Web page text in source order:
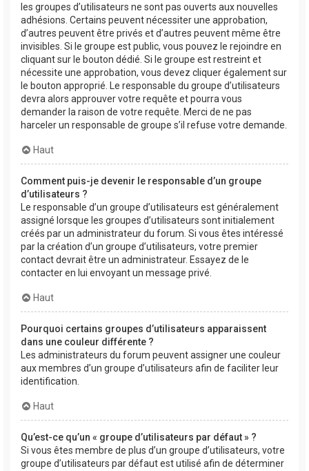
les groupes d’utilisateurs ne sont pas ouverts aux nouvelles
adhésions. Certains peuvent nécessiter une approbation,
d’autres peuvent être privés et d’autres peuvent même être
invisibles. Si le groupe est public, vous pouvez le rejoindre en
cliquant sur le bouton dédié. Si le groupe est restreint et
nécessite une approbation, vous devez cliquer également sur
le bouton approprié. Le responsable du groupe d’utilisateurs
devra alors approuver votre requête et pourra vous
demander la raison de votre requête. Merci de ne pas
harceler un responsable de groupe s’il refuse votre demande.
Haut
Comment puis-je devenir le responsable d’un groupe
d’utilisateurs ?
Le responsable d’un groupe d’utilisateurs est généralement
assigné lorsque les groupes d’utilisateurs sont initialement
créés par un administrateur du forum. Si vous êtes intéressé
par la création d’un groupe d’utilisateurs, votre premier
contact devrait être un administrateur. Essayez de le
contacter en lui envoyant un message privé.
Haut
Pourquoi certains groupes d’utilisateurs apparaissent
dans une couleur différente ?
Les administrateurs du forum peuvent assigner une couleur
aux membres d’un groupe d’utilisateurs afin de faciliter leur
identification.
Haut
Qu’est-ce qu’un « groupe d’utilisateurs par défaut » ?
Si vous êtes membre de plus d’un groupe d’utilisateurs, votre
groupe d’utilisateurs par défaut est utilisé afin de déterminer